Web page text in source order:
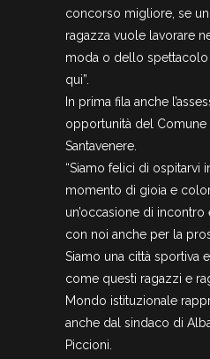
concorso migliore, se
ragazza vuole lavorare
moda o dello spettacolo
qui”.
In prima fila anche
opportunità del Comune
Santavenere.
“Siamo felici di ospitarvi
momento di gioia e
un’occasione di
con noi anche per la
Siamo una città sportiva
come questi ragazzi e
Mondo istituzionale
anche dal sindaco di
Piccioni.